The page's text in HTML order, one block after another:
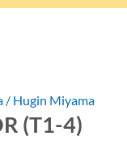
/ Hugin Miyama
(T1-4)